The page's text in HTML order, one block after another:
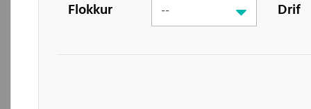
Flokkur
Drif